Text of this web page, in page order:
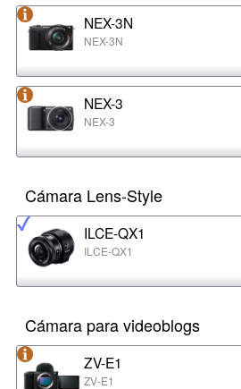
NEX-3N
NEX-3N
NEX-3
NEX-3
Cámara Lens-Style
ILCE-QX1
ILCE-QX1
Cámara para videoblogs
ZV-E1
ZV-E1